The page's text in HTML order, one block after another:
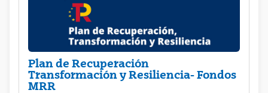
Plan de Recuperación
Transformación y Resiliencia- Fondos
MRR